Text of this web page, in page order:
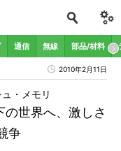
通信 無線 部品/材料
2010年2月11日
世界へ、激しさ
争
・メモリ